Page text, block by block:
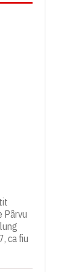
Pârvu
ca fiu